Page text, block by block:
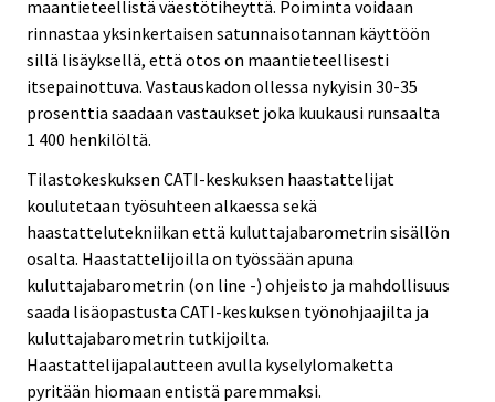
maantieteellistä väestötiheyttä. Poiminta voidaan
rinnastaa yksinkertaisen satunnaisotannan käyttöön
sillä lisäyksellä, että otos on maantieteellisesti
itsepainottuva. Vastauskadon ollessa nykyisin 30-35
prosenttia saadaan vastaukset joka kuukausi runsaalta
1 400 henkilöltä.
Tilastokeskuksen CATI-keskuksen haastattelijat
koulutetaan työsuhteen alkaessa sekä
haastattelutekniikan että kuluttajabarometrin sisällön
osalta. Haastattelijoilla on työssään apuna
kuluttajabarometrin (on line -) ohjeisto ja mahdollisuus
saada lisäopastusta CATI-keskuksen työnohjaajilta ja
kuluttajabarometrin tutkijoilta.
Haastattelijapalautteen avulla kyselylomaketta
pyritään hiomaan entistä paremmaksi.